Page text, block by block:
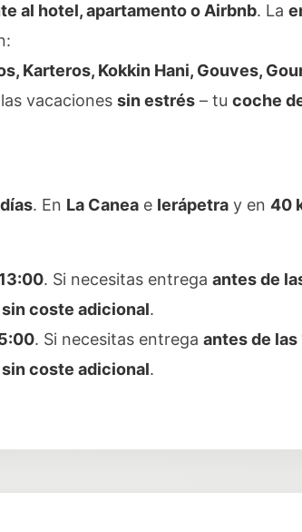
al hotel, apartamento o Airbnb. La
Karteros, Kokkin Hani, Gouves,
vacaciones sin estrés – tu coche
. En La Canea e Ierápetra y en 40
13:00. Si necesitas entrega antes de
coste adicional.
. Si necesitas entrega antes de las
coste adicional.